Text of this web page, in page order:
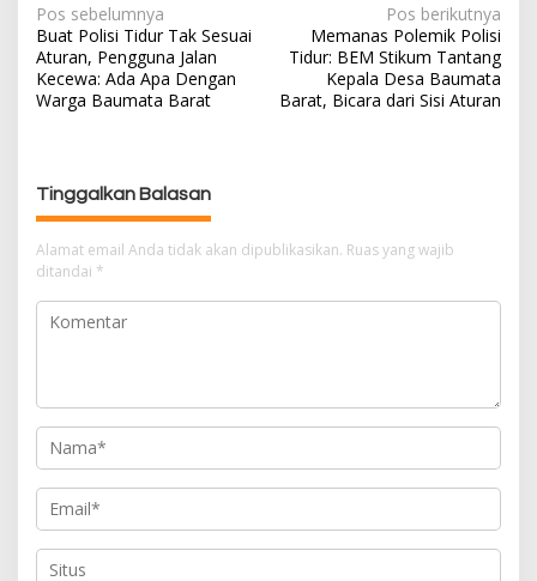
N
a
v
i
p
o
s
Pos sebelumnya
Buat Polisi Tidur Tak Sesuai
Aturan, Pengguna Jalan
Kecewa: Ada Apa Dengan
Warga Baumata Barat
Pos berikutnya
Memanas Polemik Polisi
Tidur: BEM Stikum Tantang
Kepala Desa Baumata
Barat, Bicara dari Sisi Aturan
Tinggalkan Balasan
Alamat email Anda tidak akan dipublikasikan. Ruas yang wajib
ditandai *